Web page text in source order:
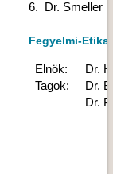
6. Dr. Smeller
Fegyelmi-
Elnök:
Tagok:
Dr.
Dr.
Dr.